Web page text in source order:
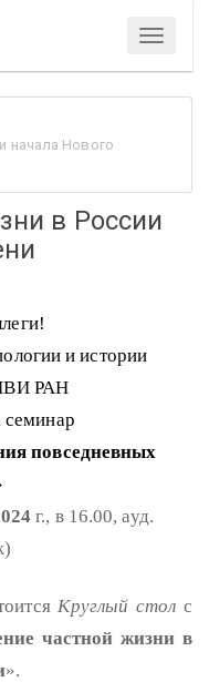
Menu
начала Нового
в России
и истории
РАН
семинар
повседневных
г., в 16.00, ауд.
Круглый стол с
частной жизни в
».